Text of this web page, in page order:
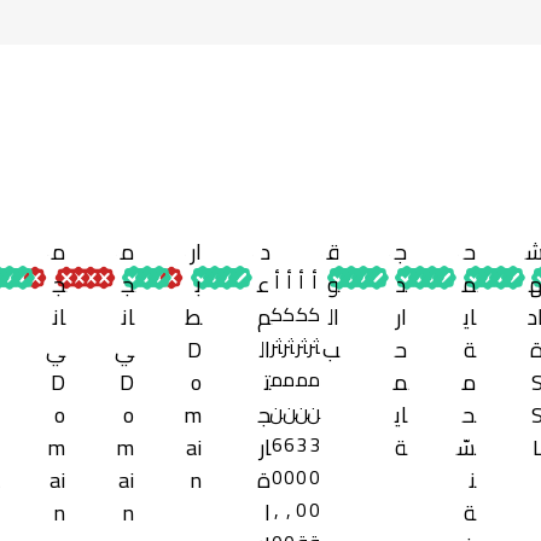
S
S
ح
م
اي
ة
م
ح
سّ
ن
ة
ج
د
ار
ح
م
اي
ة
ق
و
ال
ب
أ
ك
ثر
م
ن
3
0
0
أ
ك
ثر
م
ن
3
0
0
أ
ك
ثر
م
ن
6
0
,
أ
ك
ثر
م
ن
6
0
,
د
ع
م
ال
ت
ج
ار
ة
ا
ار
ب
ط
D
o
m
ai
n
م
ج
ان
ي
D
o
m
ai
n
م
ج
ان
ي
D
o
m
ai
n